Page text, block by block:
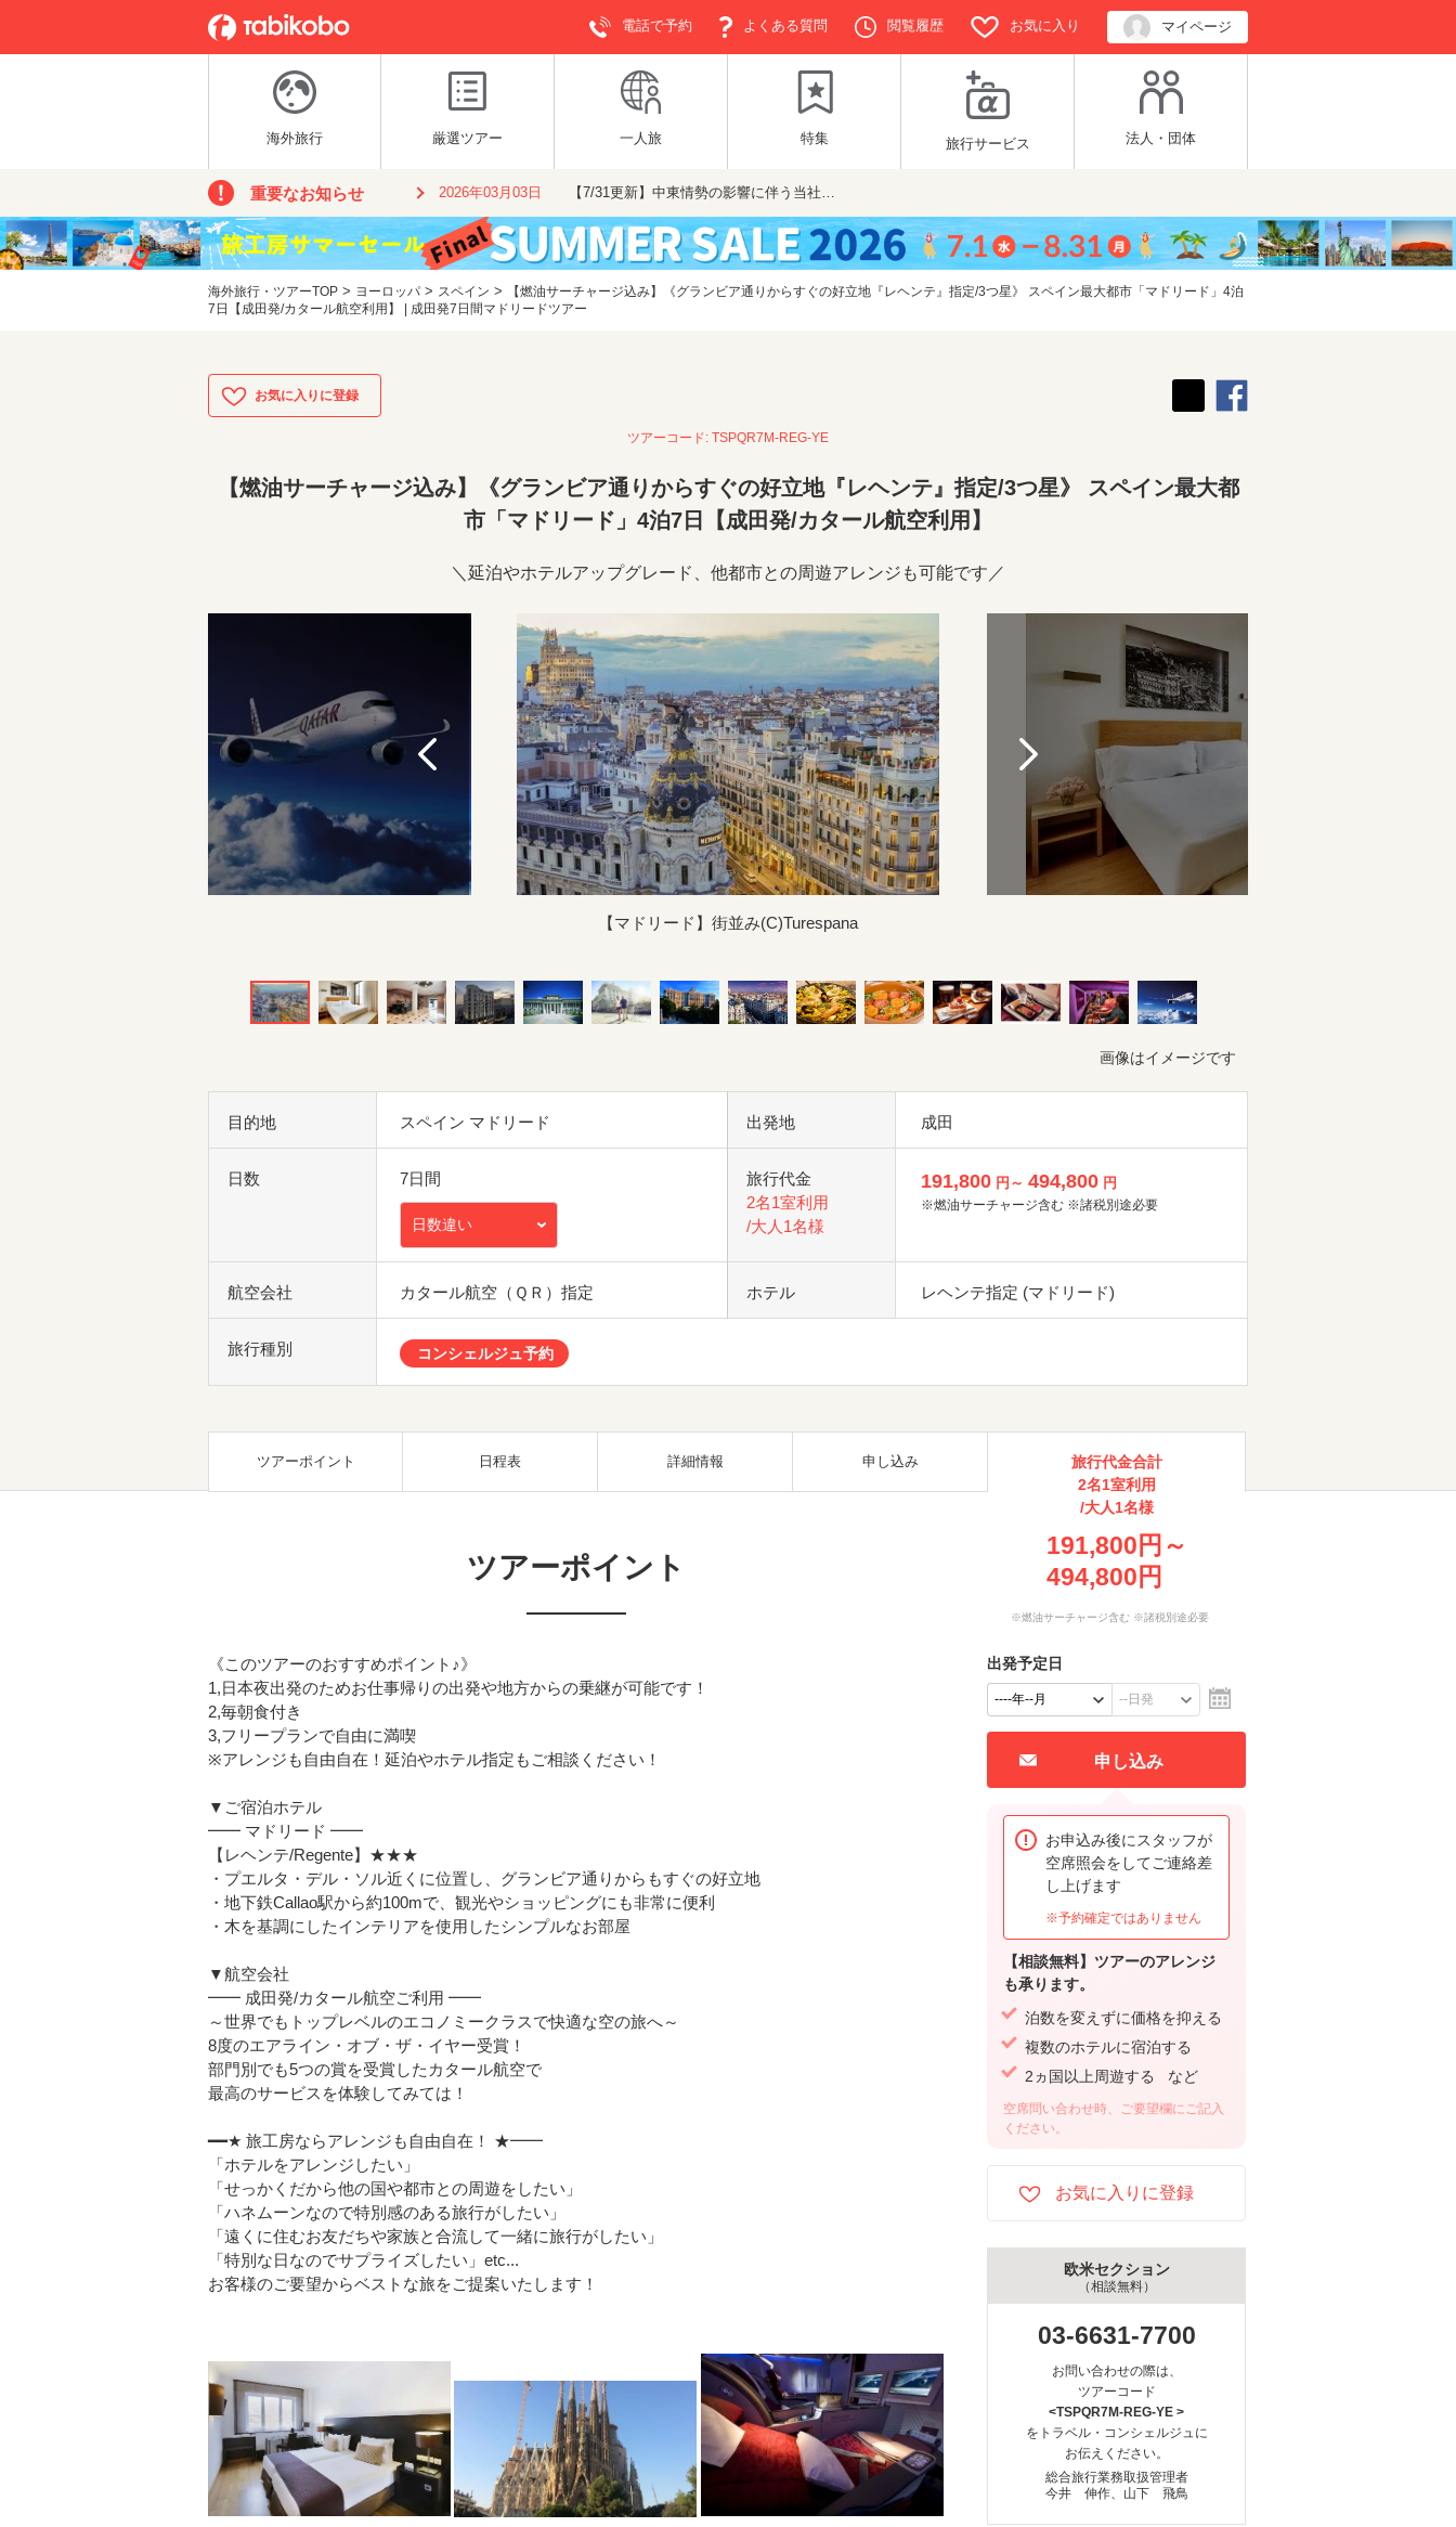
電話で予約 よくある質問 閲覧履歴 お気に入り マイページ
海外旅行 厳選ツアー 一人旅 特集 旅行サービス 法人・団体
重要なお知らせ 2026年03月03日 【7/31更新】中東情勢の影響に伴う当社…
海外旅行・ツアーTOP > ヨーロッパ > スペイン >
【燃油サーチャージ込み】《グランビア通りからすぐの好立地『レヘンテ』指定/3つ星》 スペイン最大都市「マドリード」4泊
7日【成田発/カタール航空利用】 | 成田発7日間マドリードツアー
ツアーコード: TSPQR7M-REG-YE
【燃油サーチャージ込み】《グランビア通りからすぐの好立地『レヘンテ』指定/3つ星》 スペイン最大都
市「マドリード」4泊7日【成田発/カタール航空利用】
＼延泊やホテルアップグレード、他都市との周遊アレンジも可能です／
【マドリード】街並み(C)Turespana
画像はイメージです
目的地 スペイン マドリード 出発地 成田
日数 7日間
日数違い
旅行代金
2名1室利用
/大人1名様
191,800 円～ 494,800 円
※燃油サーチャージ含む ※諸税別途必要
航空会社 カタール航空（ＱＲ）指定 ホテル レヘンテ指定 (マドリード)
旅行種別 コンシェルジュ予約
ツアーポイント 日程表 詳細情報 申し込み
ツアーポイント
《このツアーのおすすめポイント♪》
1,日本夜出発のためお仕事帰りの出発や地方からの乗継が可能です！
2,毎朝食付き
3,フリープランで自由に満喫
※アレンジも自由自在！延泊やホテル指定もご相談ください！
▼ご宿泊ホテル
━━ マドリード ━━
【レヘンテ/Regente】★★★
・プエルタ・デル・ソル近くに位置し、グランビア通りからもすぐの好立地
・地下鉄Callao駅から約100mで、観光やショッピングにも非常に便利
・木を基調にしたインテリアを使用したシンプルなお部屋
▼航空会社
━━ 成田発/カタール航空ご利用 ━━
～世界でもトップレベルのエコノミークラスで快適な空の旅へ～
8度のエアライン・オブ・ザ・イヤー受賞！
部門別でも5つの賞を受賞したカタール航空で
最高のサービスを体験してみては！
━━★ 旅工房ならアレンジも自由自在！ ★━━
「ホテルをアレンジしたい」
「せっかくだから他の国や都市との周遊をしたい」
「ハネムーンなので特別感のある旅行がしたい」
「遠くに住むお友だちや家族と合流して一緒に旅行がしたい」
「特別な日なのでサプライズしたい」etc...
お客様のご要望からベストな旅をご提案いたします！
旅行代金合計
2名1室利用
/大人1名様
191,800円～
494,800円
※燃油サーチャージ含む ※諸税別途必要
出発予定日
申し込み
お申込み後にスタッフが
空席照会をしてご連絡差
し上げます
※予約確定ではありません
【相談無料】ツアーのアレンジ
も承ります。
泊数を変えずに価格を抑える
複数のホテルに宿泊する
2ヵ国以上周遊する など
空席問い合わせ時、ご要望欄にご記入
ください。
欧米セクション
（相談無料）
03-6631-7700
お問い合わせの際は、
ツアーコード
<TSPQR7M-REG-YE >
をトラベル・コンシェルジュに
お伝えください。
総合旅行業務取扱管理者
今井 伸作、山下 飛鳥